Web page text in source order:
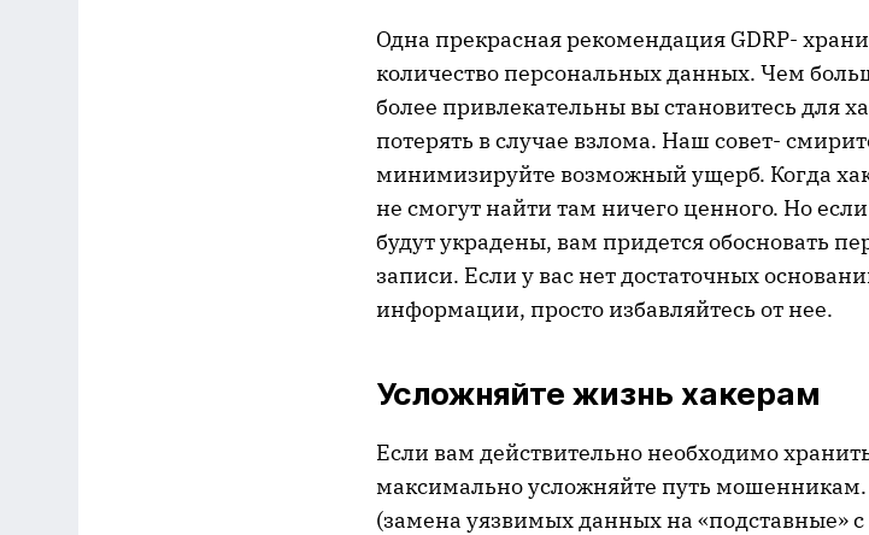
Одна прекрасная рекомендация GDRP-
количество персональных данных. Чем
более привлекательны вы становитесь для
потерять в случае взлома. Наш совет-
минимизируйте возможный ущерб. Когда
не смогут найти там ничего ценного. Но
будут украдены, вам придется обосновать
записи. Если у вас нет достаточных
информации, просто избавляйтесь от нее.
Усложняйте жизнь хакерам
Если вам действительно необходимо
максимально усложняйте путь
(замена уязвимых данных на «подставные»